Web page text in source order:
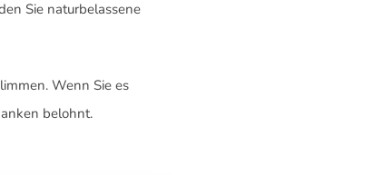
Sie naturbelassene
Wenn Sie es
belohnt.